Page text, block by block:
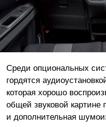
Среди опциональных
гордятся
которая хорошо
общей звуковой картине
и дополнительная